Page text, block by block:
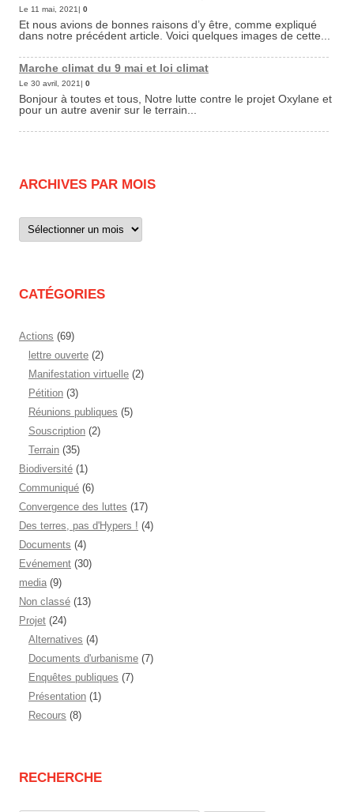
Le 11 mai, 2021| 0
Et nous avions de bonnes raisons d’y être, comme expliqué
dans notre précédent article. Voici quelques images de cette...
Marche climat du 9 mai et loi climat
Le 30 avril, 2021| 0
Bonjour à toutes et tous, Notre lutte contre le projet Oxylane et
pour un autre avenir sur le terrain...
ARCHIVES PAR MOIS
Archives
par
CATÉGORIES
Actions (69)
lettre ouverte (2)
Manifestation virtuelle (2)
Pétition (3)
Réunions publiques (5)
Souscription (2)
Terrain (35)
Biodiversité (1)
Communiqué (6)
Convergence des luttes (17)
Des terres, pas d'Hypers ! (4)
Documents (4)
Evénement (30)
media (9)
Non classé (13)
Projet (24)
Alternatives (4)
Documents d'urbanisme (7)
Enquêtes publiques (7)
Présentation (1)
Recours (8)
RECHERCHE